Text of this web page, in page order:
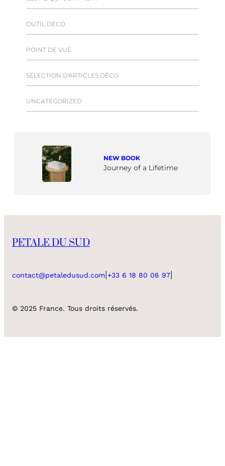
OUTIL DÉCO
POINT DE VUE
SÉLECTION D'ARTICLES DÉCO
UNCATEGORIZED
NEW BOOK
Journey of a Lifetime
PETALE DU SUD
contact@petaledusud.com +33 6 18 80 06 97
© 2025 France. Tous droits réservés.